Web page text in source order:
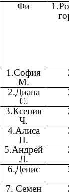
Фи
1.София
М.
2.Диана
С.
3.Ксения
Ч.
4.Алиса
П.
5.Андрей
Л.
6.Денис
7. Семен